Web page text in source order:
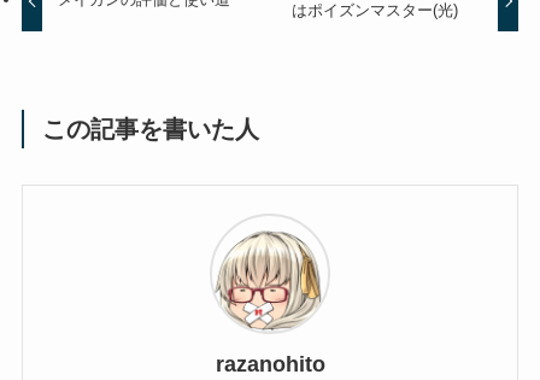
はポイズンマスター(光)
この記事を書いた人
razanohito